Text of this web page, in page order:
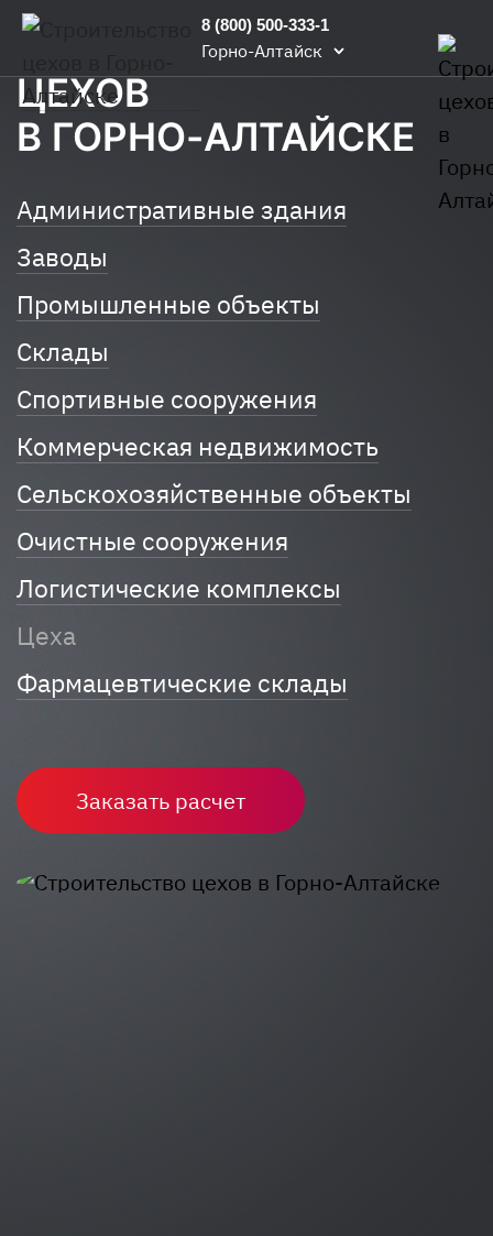
8 (800) 500-333-1
Горно-Алтайск
Главная
Строительство
цехов
СТРОИТЕЛЬСТВО
ЦЕХОВ
В ГОРНО-АЛТАЙСКЕ
Административные здания
Заводы
Промышленные объекты
Склады
Спортивные сооружения
Коммерческая недвижимость
Сельскохозяйственные объекты
Очистные сооружения
Логистические комплексы
Цеха
Фармацевтические склады
Заказать расчет